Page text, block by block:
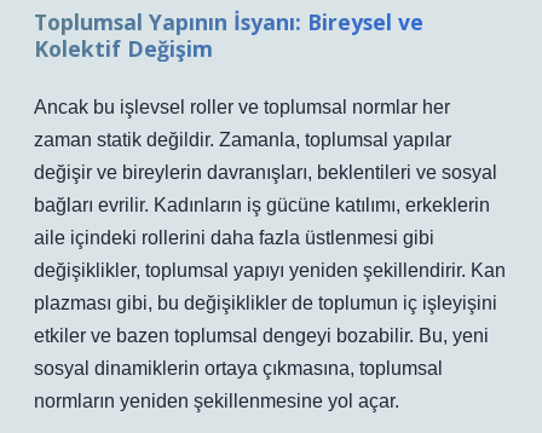
Toplumsal Yapının İsyanı: Bireysel ve
Kolektif Değişim
Ancak bu işlevsel roller ve toplumsal normlar her
zaman statik değildir. Zamanla, toplumsal yapılar
değişir ve bireylerin davranışları, beklentileri ve sosyal
bağları evrilir. Kadınların iş gücüne katılımı, erkeklerin
aile içindeki rollerini daha fazla üstlenmesi gibi
değişiklikler, toplumsal yapıyı yeniden şekillendirir. Kan
plazması gibi, bu değişiklikler de toplumun iç işleyişini
etkiler ve bazen toplumsal dengeyi bozabilir. Bu, yeni
sosyal dinamiklerin ortaya çıkmasına, toplumsal
normların yeniden şekillenmesine yol açar.